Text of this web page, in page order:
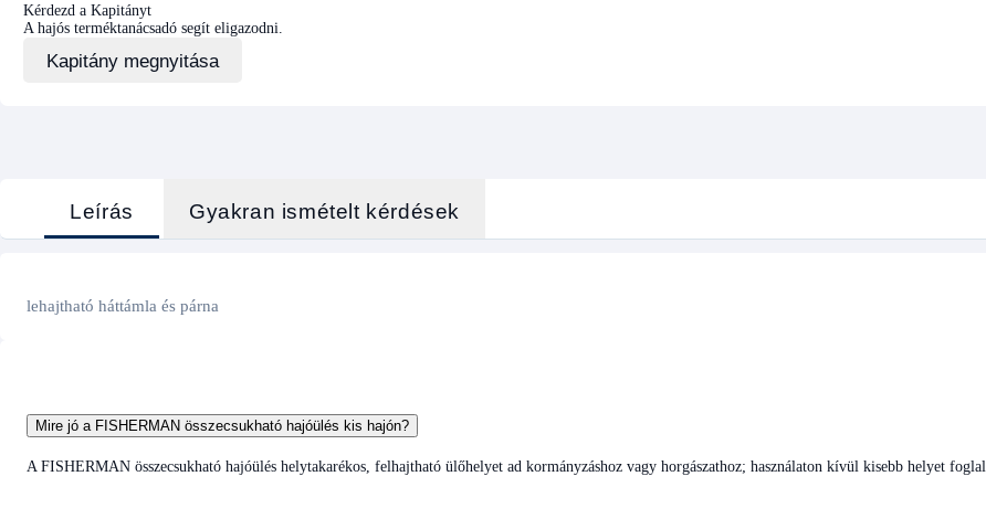
Kérdezd a Kapitányt
A hajós terméktanácsadó segít eligazodni.
Kapitány megnyitása
Leírás Gyakran ismételt kérdések
lehajtható háttámla és párna
Mire jó a FISHERMAN összecsukható hajóülés kis hajón?
A FISHERMAN összecsukható hajóülés helytakarékos, felhajtható ülőhelyet ad kormányzáshoz vagy horgászathoz; használaton kívül kisebb helyet foglal.